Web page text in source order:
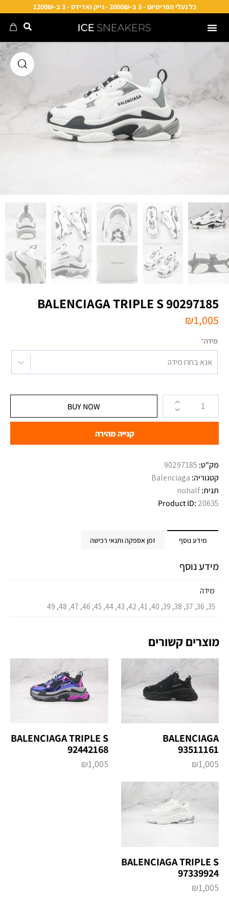
כל נעלי הפרימיום - 3 ב-2000₪ · נייק ואדידס - 3 ב-1200₪
BALENCIAGA TRIPLE S 90297185
₪1,005
מידה*
אנא בחרו מידה
BUY NOW
קנייה מהירה
מק"ט: 90297185
קטגוריה: Balenciaga
תגית:nohalf
Product ID: 20635
מידע נוסף זמן אספקה ותנאי רכישה
מידע נוסף
מידה
35, 36, 37, 38, 39, 40, 41, 42, 43, 44, 45, 46, 47, 48, 49
מוצרים קשורים
BALENCIAGA
93511161
₪1,005
BALENCIAGA TRIPLE S
92442168
₪1,005
BALENCIAGA TRIPLE S
97339924
₪1,005